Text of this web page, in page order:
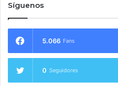
Síguenos
5.066 Fans
0 Seguidores